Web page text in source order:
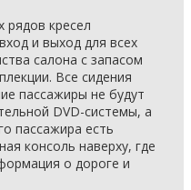
рядов кресел
и выход для всех
салона с запасом
Все сидения
пассажиры не будут
DVD-системы, а
пассажира есть
консоль наверху, где
о дороге и